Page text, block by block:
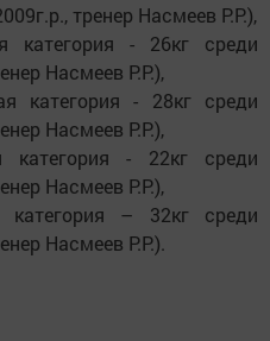
тренер Насмеев Р.Р.),
категория - 26кг среди
Насмеев Р.Р.),
категория - 28кг среди
Насмеев Р.Р.),
категория - 22кг среди
Насмеев Р.Р.),
категория – 32кг среди
Насмеев Р.Р.).